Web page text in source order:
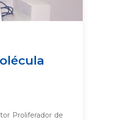
Proliferador de